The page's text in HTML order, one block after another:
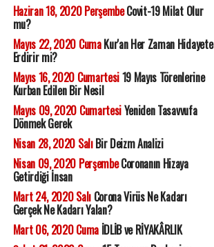
Haziran 18, 2020 PerşembeCovit-19 Milat Olur
mu?
Mayıs 22, 2020 CumaKur'an Her Zaman Hidayete
Erdirir mi?
Mayıs 16, 2020 Cumartesi19 Mayıs Törenlerine
Kurban Edilen Bir Nesil
Mayıs 09, 2020 CumartesiYeniden Tasavvufa
Dönmek Gerek
Nisan 28, 2020 SalıBir Deizm Analizi
Nisan 09, 2020 PerşembeCoronanın Hizaya
Getirdiği İnsan
Mart 24, 2020 SalıCorona Virüs Ne Kadarı
Gerçek Ne Kadarı Yalan?
Mart 06, 2020 CumaİDLİB ve RİYAKÂRLIK